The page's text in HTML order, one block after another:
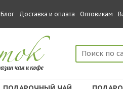
Блог Доставка и оплата Оптовикам